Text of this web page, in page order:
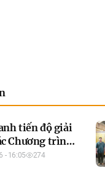
tiến độ giải
Chương trình
quốc gia
- 16:05 274